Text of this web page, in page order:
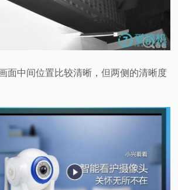
面中间位置比较清晰，但两侧的清晰度